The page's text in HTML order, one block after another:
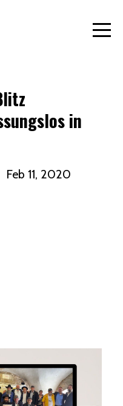
in
Feb 11, 2020